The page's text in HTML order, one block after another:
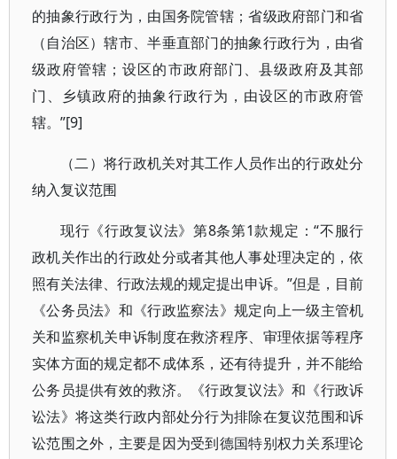
的抽象行政行为，由国务院管辖；省级政府部门和省
（自治区）辖市、半垂直部门的抽象行政行为，由省
级政府管辖；设区的市政府部门、县级政府及其部
门、乡镇政府的抽象行政行为，由设区的市政府管
辖。”[9]
（二）将行政机关对其工作人员作出的行政处分
纳入复议范围
现行《行政复议法》第8条第1款规定：“不服行
政机关作出的行政处分或者其他人事处理决定的，依
照有关法律、行政法规的规定提出申诉。”但是，目前
《公务员法》和《行政监察法》规定向上一级主管机
关和监察机关申诉制度在救济程序、审理依据等程序
实体方面的规定都不成体系，还有待提升，并不能给
公务员提供有效的救济。《行政复议法》和《行政诉
讼法》将这类行政内部处分行为排除在复议范围和诉
讼范围之外，主要是因为受到德国特别权力关系理论